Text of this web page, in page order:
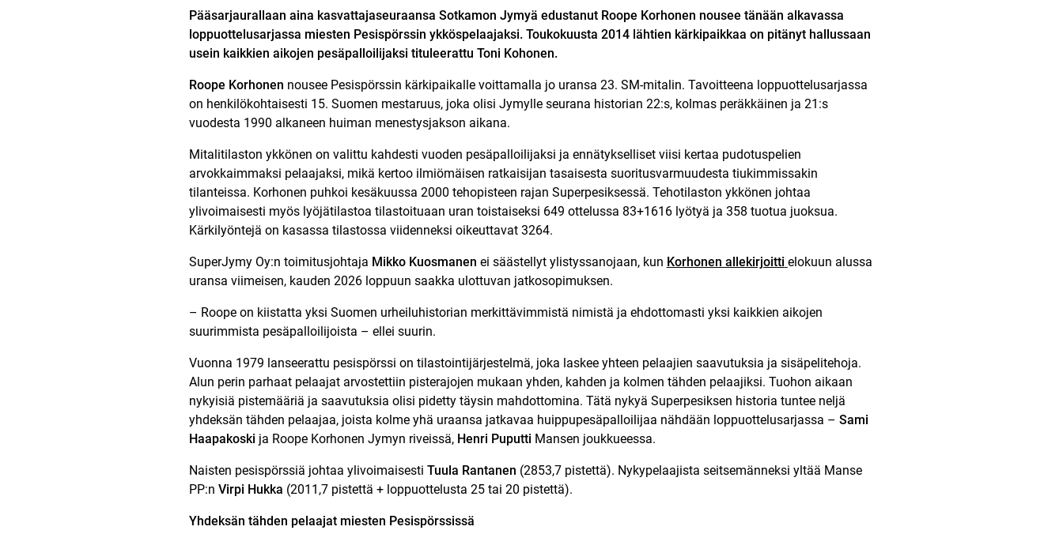
Pääsarjaurallaan aina kasvattajaseuraansa Sotkamon Jymyä edustanut Roope Korhonen nousee tänään alkavassa
loppuottelusarjassa miesten Pesispörssin ykköspelaajaksi. Toukokuusta 2014 lähtien kärkipaikkaa on pitänyt hallussaan
usein kaikkien aikojen pesäpalloilijaksi tituleerattu Toni Kohonen.
Roope Korhonen nousee Pesispörssin kärkipaikalle voittamalla jo uransa 23. SM-mitalin. Tavoitteena loppuottelusarjassa
on henkilökohtaisesti 15. Suomen mestaruus, joka olisi Jymylle seurana historian 22:s, kolmas peräkkäinen ja 21:s
vuodesta 1990 alkaneen huiman menestysjakson aikana.
Mitalitilaston ykkönen on valittu kahdesti vuoden pesäpalloilijaksi ja ennätykselliset viisi kertaa pudotuspelien
arvokkaimmaksi pelaajaksi, mikä kertoo ilmiömäisen ratkaisijan tasaisesta suoritusvarmuudesta tiukimmissakin
tilanteissa. Korhonen puhkoi kesäkuussa 2000 tehopisteen rajan Superpesiksessä. Tehotilaston ykkönen johtaa
ylivoimaisesti myös lyöjätilastoa tilastoituaan uran toistaiseksi 649 ottelussa 83+1616 lyötyä ja 358 tuotua juoksua.
Kärkilyöntejä on kasassa tilastossa viidenneksi oikeuttavat 3264.
SuperJymy Oy:n toimitusjohtaja Mikko Kuosmanen ei säästellyt ylistyssanojaan, kun Korhonen allekirjoitti elokuun alussa
uransa viimeisen, kauden 2026 loppuun saakka ulottuvan jatkosopimuksen.
– Roope on kiistatta yksi Suomen urheiluhistorian merkittävimmistä nimistä ja ehdottomasti yksi kaikkien aikojen
suurimmista pesäpalloilijoista – ellei suurin.
Vuonna 1979 lanseerattu pesispörssi on tilastointijärjestelmä, joka laskee yhteen pelaajien saavutuksia ja sisäpelitehoja.
Alun perin parhaat pelaajat arvostettiin pisterajojen mukaan yhden, kahden ja kolmen tähden pelaajiksi. Tuohon aikaan
nykyisiä pistemääriä ja saavutuksia olisi pidetty täysin mahdottomina. Tätä nykyä Superpesiksen historia tuntee neljä
yhdeksän tähden pelaajaa, joista kolme yhä uraansa jatkavaa huippupesäpalloilijaa nähdään loppuottelusarjassa – Sami
Haapakoski ja Roope Korhonen Jymyn riveissä, Henri Puputti Mansen joukkueessa.
Naisten pesispörssiä johtaa ylivoimaisesti Tuula Rantanen (2853,7 pistettä). Nykypelaajista seitsemänneksi yltää Manse
PP:n Virpi Hukka (2011,7 pistettä + loppuottelusta 25 tai 20 pistettä).
Yhdeksän tähden pelaajat miesten Pesispörssissä